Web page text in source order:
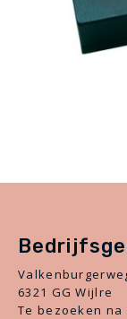
6321 GG Wijlre
Te bezoeken